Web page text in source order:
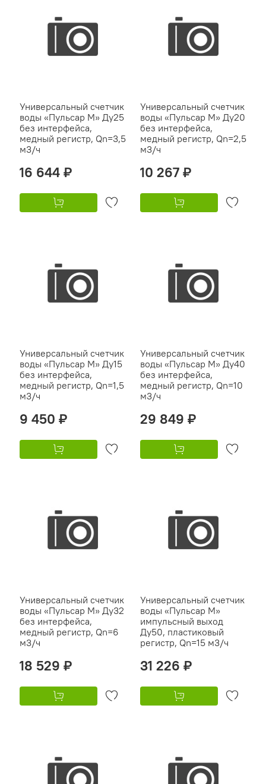
Универсальный счетчик
воды «Пульсар М» Ду25
без интерфейса,
медный регистр, Qn=3,5
м3/ч
16 644 ₽
Универсальный счетчик
воды «Пульсар М» Ду20
без интерфейса,
медный регистр, Qn=2,5
м3/ч
10 267 ₽
Универсальный счетчик
воды «Пульсар М» Ду15
без интерфейса,
медный регистр, Qn=1,5
м3/ч
9 450 ₽
Универсальный счетчик
воды «Пульсар М» Ду40
без интерфейса,
медный регистр, Qn=10
м3/ч
29 849 ₽
Универсальный счетчик
воды «Пульсар М» Ду32
без интерфейса,
медный регистр, Qn=6
м3/ч
18 529 ₽
Универсальный счетчик
воды «Пульсар М»
импульсный выход
Ду50, пластиковый
регистр, Qn=15 м3/ч
31 226 ₽